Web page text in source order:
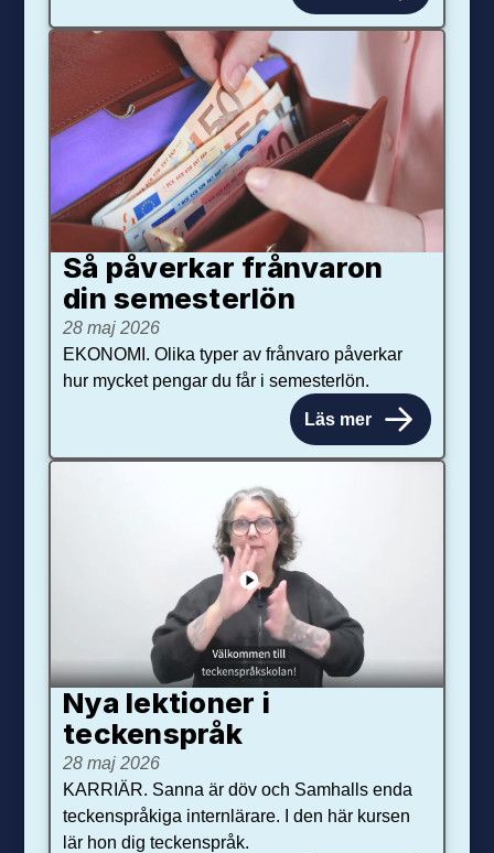
Så påverkar från­varon
din semester­lön
28 maj 2026
EKONOMI. Olika typer av frånvaro påverkar
hur mycket pengar du får i semesterlön.
Läs mer
Nya lektioner i
teckenspråk
28 maj 2026
KARRIÄR. Sanna är döv och Samhalls enda
teckenspråkiga internlärare. I den här kursen
lär hon dig teckenspråk.